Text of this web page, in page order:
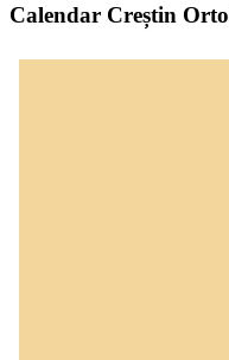
Calendar Creștin